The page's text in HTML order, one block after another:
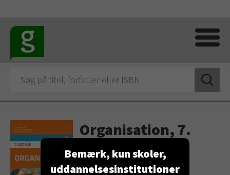
Organisation, 7.
udgave
Lærebog
Bemærk, kun skoler,
uddannelsesinstitutioner